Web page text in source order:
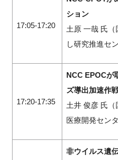
17:05-17:20
ション
土原 一哉 氏
し研究推進セ
17:20-17:35
NCC EPOCが
ズ導出加速作
土井 俊彦 氏
医療開発セン
非ウイルス遺